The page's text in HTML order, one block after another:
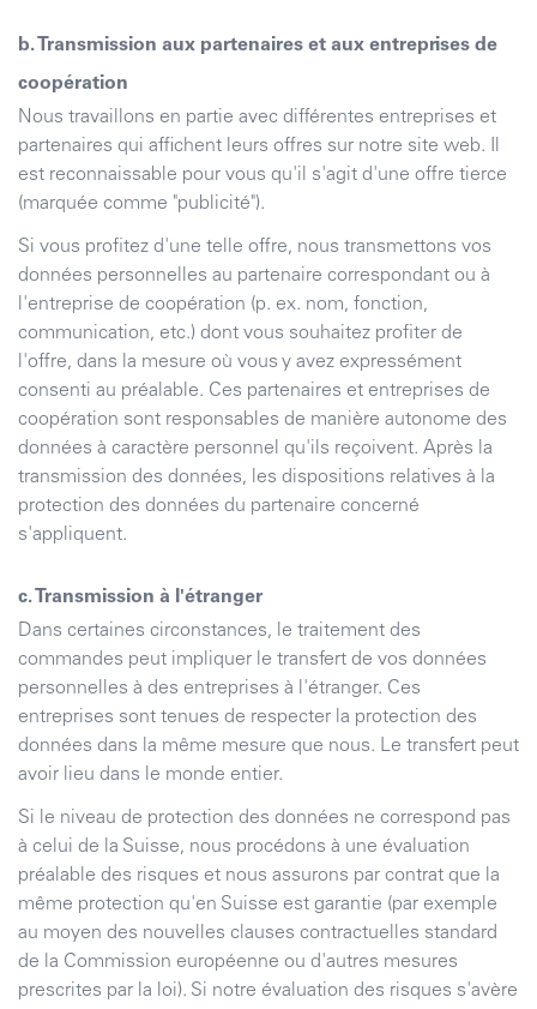
b. Transmission aux partenaires et aux entreprises de
coopération
Nous travaillons en partie avec différentes entreprises et
partenaires qui affichent leurs offres sur notre site web. Il
est reconnaissable pour vous qu'il s'agit d'une offre tierce
(marquée comme "publicité").
Si vous profitez d'une telle offre, nous transmettons vos
données personnelles au partenaire correspondant ou à
l'entreprise de coopération (p. ex. nom, fonction,
communication, etc.) dont vous souhaitez profiter de
l'offre, dans la mesure où vous y avez expressément
consenti au préalable. Ces partenaires et entreprises de
coopération sont responsables de manière autonome des
données à caractère personnel qu'ils reçoivent. Après la
transmission des données, les dispositions relatives à la
protection des données du partenaire concerné
s'appliquent.
c. Transmission à l'étranger
Dans certaines circonstances, le traitement des
commandes peut impliquer le transfert de vos données
personnelles à des entreprises à l'étranger. Ces
entreprises sont tenues de respecter la protection des
données dans la même mesure que nous. Le transfert peut
avoir lieu dans le monde entier.
Si le niveau de protection des données ne correspond pas
à celui de la Suisse, nous procédons à une évaluation
préalable des risques et nous assurons par contrat que la
même protection qu'en Suisse est garantie (par exemple
au moyen des nouvelles clauses contractuelles standard
de la Commission européenne ou d'autres mesures
prescrites par la loi). Si notre évaluation des risques s'avère